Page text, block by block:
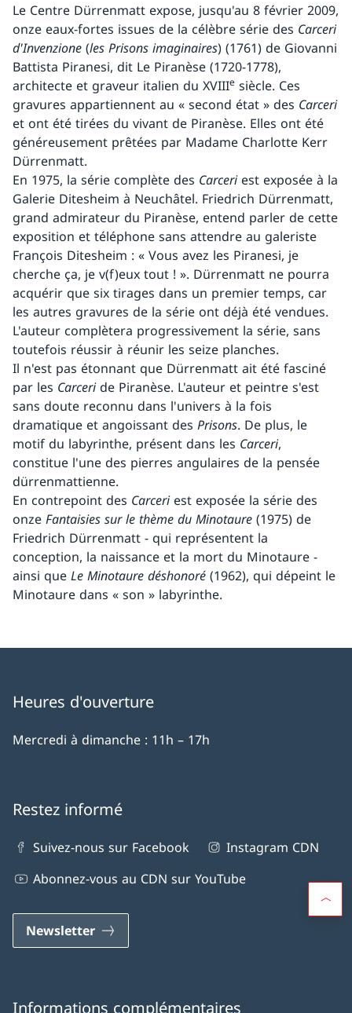
Le Centre Dürrenmatt expose, jusqu'au 8 février 2009,
onze eaux-fortes issues de la célèbre série des Carceri
d'Invenzione (les Prisons imaginaires) (1761) de Giovanni
Battista Piranesi, dit Le Piranèse (1720-1778),
architecte et graveur italien du XVIIIe siècle. Ces
gravures appartiennent au « second état » des Carceri
et ont été tirées du vivant de Piranèse. Elles ont été
généreusement prêtées par Madame Charlotte Kerr
Dürrenmatt.
En 1975, la série complète des Carceriest exposée à la
Galerie Ditesheim à Neuchâtel. Friedrich Dürrenmatt,
grand admirateur du Piranèse, entend parler de cette
exposition et téléphone sans attendre au galeriste
François Ditesheim : « Vous avez les Piranesi, je
cherche ça, je v(f)eux tout ! ». Dürrenmatt ne pourra
acquérir que six tirages dans un premier temps, car
les autres gravures de la série ont déjà été vendues.
L'auteur complètera progressivement la série, sans
toutefois réussir à réunir les seize planches.
Il n'est pas étonnant que Dürrenmatt ait été fasciné
par les Carceride Piranèse. L'auteur et peintre s'est
sans doute reconnu dans l'univers à la fois
dramatique et angoissant des Prisons. De plus, le
motif du labyrinthe, présent dans les Carceri,
constitue l'une des pierres angulaires de la pensée
dürrenmattienne.
En contrepoint des Carceriest exposée la série des
onze Fantaisies sur le thème du Minotaure (1975) de
Friedrich Dürrenmatt - qui représentent la
conception, la naissance et la mort du Minotaure -
ainsi que Le Minotaure déshonoré (1962), qui dépeint le
Minotaure dans « son » labyrinthe.
Heures d'ouverture
Mercredi à dimanche : 11h – 17h
Restez informé
Suivez-nous sur Facebook
Instagram CDN
Abonnez-vous au CDN sur YouTube
Newsletter
Informations complémentaires